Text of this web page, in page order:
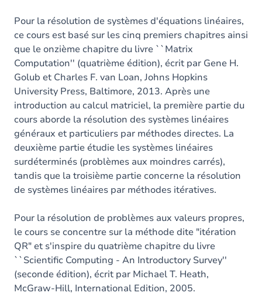
Pour la résolution de systèmes d'équations linéaires,
ce cours est basé sur les cinq premiers chapitres ainsi
que le onzième chapitre du livre ``Matrix
Computation'' (quatrième édition), écrit par Gene H.
Golub et Charles F. van Loan, Johns Hopkins
University Press, Baltimore, 2013. Après une
introduction au calcul matriciel, la première partie du
cours aborde la résolution des systèmes linéaires
généraux et particuliers par méthodes directes. La
deuxième partie étudie les systèmes linéaires
surdéterminés (problèmes aux moindres carrés),
tandis que la troisième partie concerne la résolution
de systèmes linéaires par méthodes itératives.
Pour la résolution de problèmes aux valeurs propres,
le cours se concentre sur la méthode dite "itération
QR" et s'inspire du quatrième chapitre du livre
``Scientific Computing - An Introductory Survey''
(seconde édition), écrit par Michael T. Heath,
‎McGraw-Hill, International Edition, 2005.